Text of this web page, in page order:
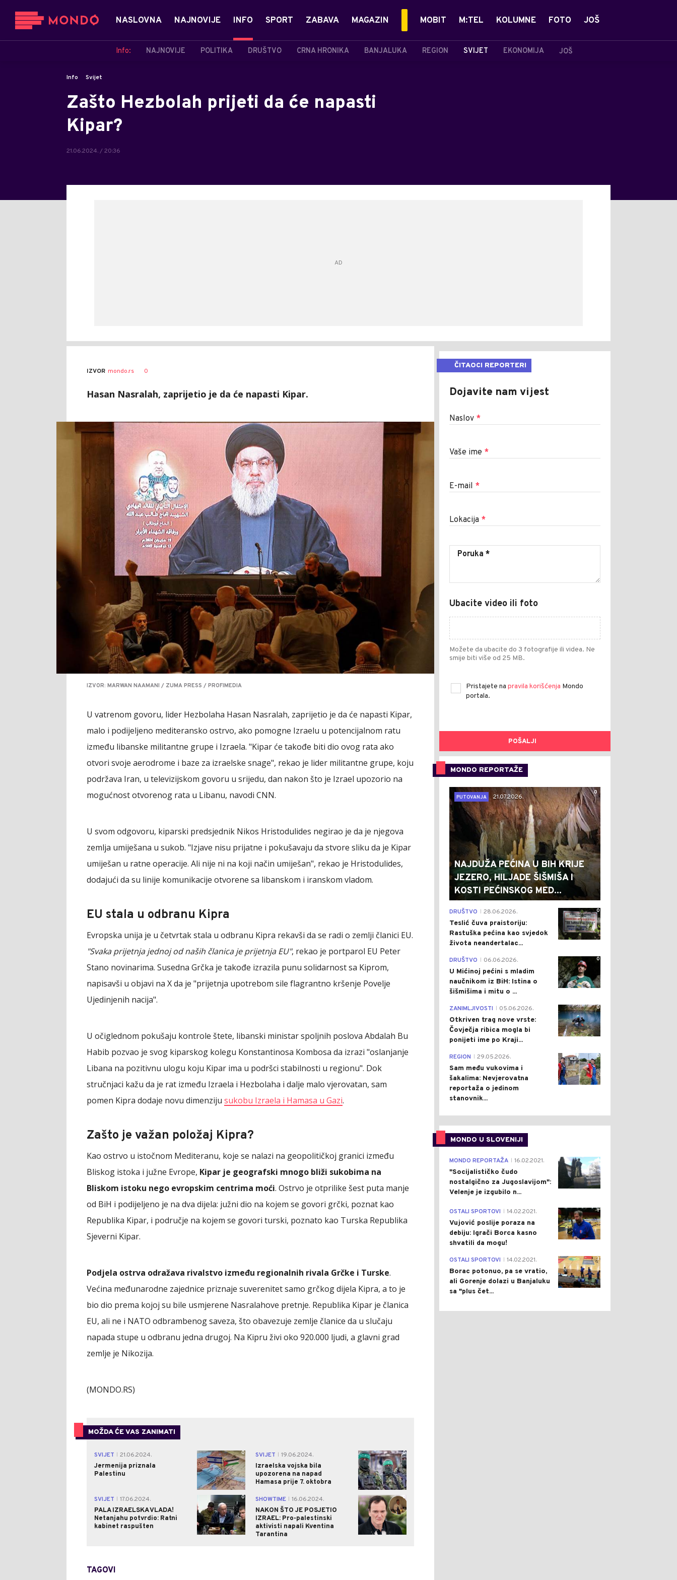
NASLOVNA NAJNOVIJE INFO
Info: NAJNOVIJE POLITIKA DRUŠTVO CRNA HRONIKA BANJALUKA REGION SVIJET EKONOMIJA JOŠ
SPORT ZABAVA MAGAZIN MOBIT M:TEL KOLUMNE FOTO JOŠ
Info Svijet
Zašto Hezbolah prijeti da će napasti
Kipar?
21.06.2024. / 20:36
IZVOR mondo.rs 0
Hasan Nasralah, zaprijetio je da će napasti Kipar.
IZVOR: MARWAN NAAMANI / ZUMA PRESS / PROFIMEDIA
U vatrenom govoru, lider Hezbolaha Hasan Nasralah, zaprijetio je da će napasti Kipar,
malo i podijeljeno mediteransko ostrvo, ako pomogne Izraelu u potencijalnom ratu
između libanske militantne grupe i Izraela. "Kipar će takođe biti dio ovog rata ako
otvori svoje aerodrome i baze za izraelske snage", rekao je lider militantne grupe, koju
podržava Iran, u televizijskom govoru u srijedu, dan nakon što je Izrael upozorio na
mogućnost otvorenog rata u Libanu, navodi CNN.
U svom odgovoru, kiparski predsjednik Nikos Hristodulides negirao je da je njegova
zemlja umiješana u sukob. "Izjave nisu prijatne i pokušavaju da stvore sliku da je Kipar
umiješan u ratne operacije. Ali nije ni na koji način umiješan", rekao je Hristodulides,
dodajući da su linije komunikacije otvorene sa libanskom i iranskom vladom.
EU stala u odbranu Kipra
Evropska unija je u četvrtak stala u odbranu Kipra rekavši da se radi o zemlji članici EU.
"Svaka prijetnja jednoj od naših članica je prijetnja EU", rekao je portparol EU Peter
Stano novinarima. Susedna Grčka je takođe izrazila punu solidarnost sa Kiprom,
napisavši u objavi na X da je "prijetnja upotrebom sile flagrantno kršenje Povelje
Ujedinjenih nacija".
U očiglednom pokušaju kontrole štete, libanski ministar spoljnih poslova Abdalah Bu
Habib pozvao je svog kiparskog kolegu Konstantinosa Kombosa da izrazi "oslanjanje
Libana na pozitivnu ulogu koju Kipar ima u podršci stabilnosti u regionu". Dok
stručnjaci kažu da je rat između Izraela i Hezbolaha i dalje malo vjerovatan, sam
pomen Kipra dodaje novu dimenziju sukobu Izraela i Hamasa u Gazi.
Zašto je važan položaj Kipra?
Kao ostrvo u istočnom Mediteranu, koje se nalazi na geopolitičkoj granici između
Bliskog istoka i južne Evrope, Kipar je geografski mnogo bliži sukobima na
Bliskom istoku nego evropskim centrima moći. Ostrvo je otprilike šest puta manje
od BiH i podijeljeno je na dva dijela: južni dio na kojem se govori grčki, poznat kao
Republika Kipar, i područje na kojem se govori turski, poznato kao Turska Republika
Sjeverni Kipar.
Podjela ostrva odražava rivalstvo između regionalnih rivala Grčke i Turske.
Većina međunarodne zajednice priznaje suverenitet samo grčkog dijela Kipra, a to je
bio dio prema kojoj su bile usmjerene Nasralahove pretnje. Republika Kipar je članica
EU, ali ne i NATO odbrambenog saveza, što obavezuje zemlje članice da u slučaju
napada stupe u odbranu jedna drugoj. Na Kipru živi oko 920.000 ljudi, a glavni grad
zemlje je Nikozija.
(MONDO.RS)
MOŽDA ĆE VAS ZANIMATI
SVIJET
21.06.2024.
Jermenija priznala
Palestinu
0 SVIJET
19.06.2024.
Izraelska vojska bila
upozorena na napad
Hamasa prije 7. oktobra
0
SVIJET
17.06.2024.
PALA IZRAELSKA VLADA!
Netanjahu potvrdio: Ratni
kabinet raspušten
0 SHOWTIME
16.06.2024.
NAKON ŠTO JE POSJETIO
IZRAEL: Pro-palestinski
aktivisti napali Kventina
Tarantina
0
TAGOVI
ČITAOCI REPORTERI
Dojavite nam vijest
Naslov *
Vaše ime *
E-mail *
Lokacija *
Ubacite video ili foto
Možete da ubacite do 3 fotografije ili videa. Ne
smije biti više od 25 MB.
Pristajete na pravila korišćenja Mondo
portala.
POŠALJI
MONDO REPORTAŽE
0
PUTOVANJA
21.07.2026.
NAJDUŽA PEĆINA U BIH KRIJE
JEZERO, HILJADE ŠIŠMIŠA I
KOSTI PEĆINSKOG MED...
0
DRUŠTVO 28.06.2026.
Teslić čuva praistoriju:
Rastuška pećina kao svjedok
života neandertalac...
0
DRUŠTVO 06.06.2026.
U Mićinoj pećini s mladim
naučnikom iz BiH: Istina o
šišmišima i mitu o ...
0
ZANIMLJIVOSTI 05.06.2026.
Otkriven trag nove vrste:
Čovječja ribica mogla bi
ponijeti ime po Kraji...
0
REGION 29.05.2026.
Sam među vukovima i
šakalima: Nevjerovatna
reportaža o jedinom
stanovnik...
MONDO U SLOVENIJI
4
MONDO REPORTAŽA 16.02.2021.
"Socijalističko čudo
nostalgično za Jugoslavijom":
Velenje je izgubilo n...
1
OSTALI SPORTOVI 14.02.2021.
Vujović poslije poraza na
debiju: Igrači Borca kasno
shvatili da mogu!
3
OSTALI SPORTOVI 14.02.2021.
Borac potonuo, pa se vratio,
ali Gorenje dolazi u Banjaluku
sa "plus čet...